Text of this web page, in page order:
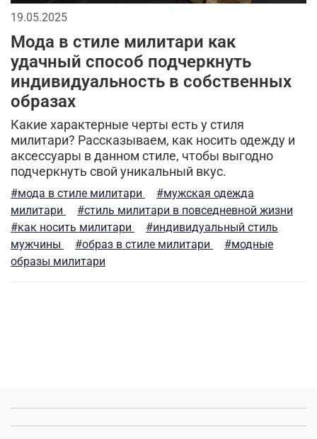
19.05.2025
Мода в стиле милитари как
удачный способ подчеркнуть
индивидуальность в собственных
образах
Какие характерные черты есть у стиля
милитари? Рассказываем, как носить одежду и
аксессуары в данном стиле, чтобы выгодно
подчеркнуть свой уникальный вкус.
#мода в стиле милитари
#мужская одежда
милитари
#стиль милитари в повседневной жизни
#как носить милитари
#индивидуальный стиль
мужчины
#образ в стиле милитари
#модные
образы милитари